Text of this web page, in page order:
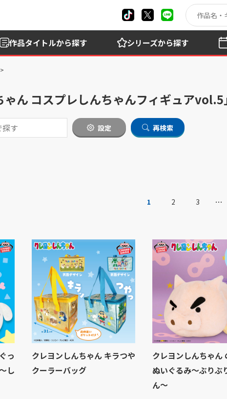
作品タイトルから探す シリーズから探す
ゃん コスプレしんちゃんフィギュア
設定 再検索
1 2 3 …
っ
し
クレヨンしんちゃん キラつや
クーラーバッグ
クレヨンしんちゃん
ぬいぐるみ～ぶりぶ
ん～